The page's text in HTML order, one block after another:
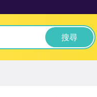
搜尋